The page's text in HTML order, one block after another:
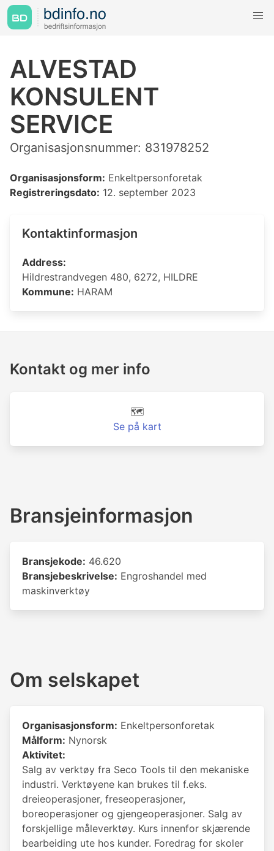
ALVESTAD
KONSULENT
SERVICE
Organisasjonsnummer: 831978252
Organisasjonsform: Enkeltpersonforetak
Registreringsdato: 12. september 2023
Kontaktinformasjon
Address:
Hildrestrandvegen 480, 6272, HILDRE
Kommune: HARAM
Kontakt og mer info
🗺️
Se på kart
Bransjeinformasjon
Bransjekode: 46.620
Bransjebeskrivelse: Engroshandel med
maskinverktøy
Om selskapet
Organisasjonsform: Enkeltpersonforetak
Målform: Nynorsk
Aktivitet:
Salg av verktøy fra Seco Tools til den mekaniske
industri. Verktøyene kan brukes til f.eks.
dreieoperasjoner, freseoperasjoner,
boreoperasjoner og gjengeoperasjoner. Salg av
forskjellige måleverktøy. Kurs innenfor skjærende
bearbeiding ute hos kunder. Foredrag for skoler